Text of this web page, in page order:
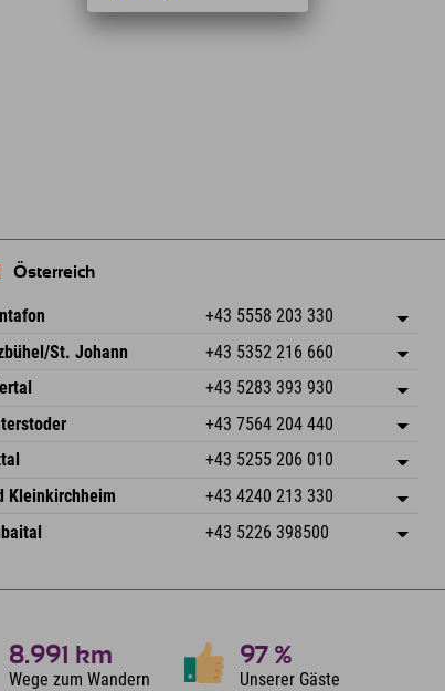
Österreich
+43 5558 203 330
Dorfstr. 127b
6793 Gaschurn/Montafon
Adresse speichern
Buchen
St. Johann +43 5352 216 660
Speckbacherstraße 87
Adresse speichern
Buchen
+43 5283 393 930
Schmiedau 2
Adresse speichern
Buchen
+43 7564 204 440
Freizeitpark 10
Adresse speichern
Buchen
+43 5255 206 010
Gscheat 14
Adresse speichern
Buchen
Kleinkirchheim +43 4240 213 330
Dorfstraße 24
Adresse speichern
Mail senden
+43 5226 398500
8.991 km
Wege zum Wandern
97 %
Unserer Gäste